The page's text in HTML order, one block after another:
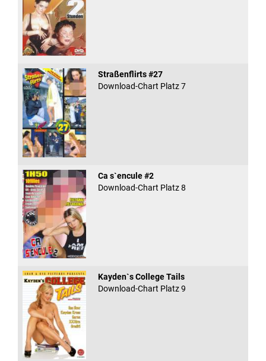
Straßenflirts #27
Download-Chart Platz 7
Ca s`encule #2
Download-Chart Platz 8
Kayden`s College Tails
Download-Chart Platz 9